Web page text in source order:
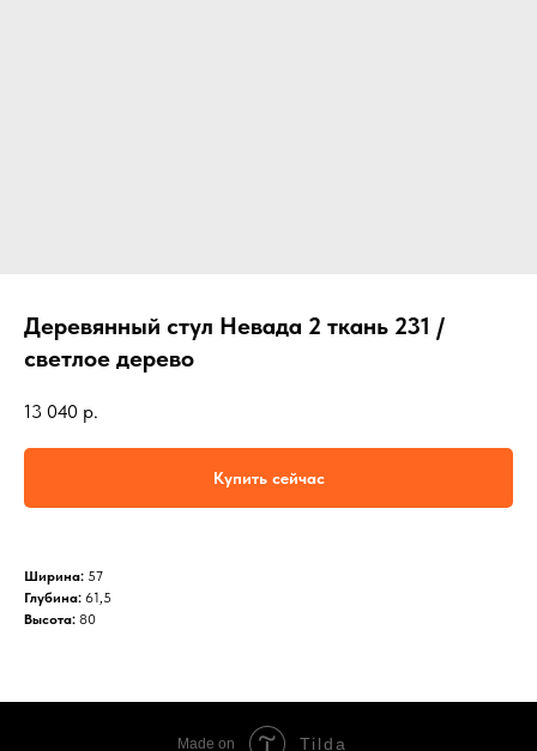
Деревянный стул Невада 2 ткань 231 /
светлое дерево
13 040 р.
Купить сейчас
Ширина: 57
Глубина: 61,5
Высота: 80
Made on Tilda